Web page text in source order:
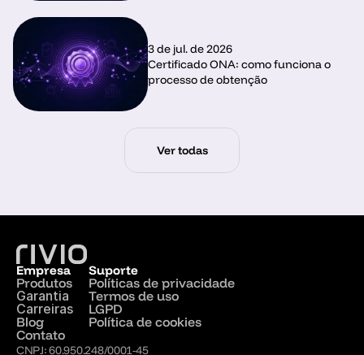
3 de jul. de 2026
Certificado ONA: como funciona o
processo de obtenção
Ver todas
Empresa
Produtos
Garantia
Carreiras
Blog
Contato
Suporte
Políticas de privacidade
Termos de uso
LGPD
Política de cookies
CNPJ: 60.950.248/0001-45